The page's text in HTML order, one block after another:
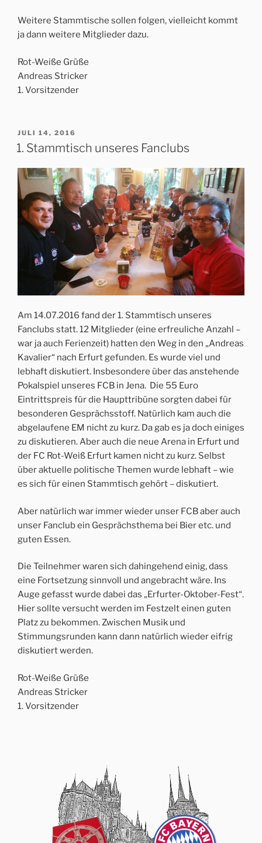
Weitere Stammtische sollen folgen, vielleicht kommt
ja dann weitere Mitglieder dazu.
Rot-Weiße Grüße
Andreas Stricker
1. Vorsitzender
VERÖFFENTLICHT
AM
JULI 14, 2016
1. Stammtisch unseres Fanclubs
Am 14.07.2016 fand der 1. Stammtisch unseres
Fanclubs statt. 12 Mitglieder (eine erfreuliche Anzahl –
war ja auch Ferienzeit) hatten den Weg in den „Andreas
Kavalier“ nach Erfurt gefunden. Es wurde viel und
lebhaft diskutiert. Insbesondere über das anstehende
Pokalspiel unseres FCB in Jena. Die 55 Euro
Eintrittspreis für die Haupttribüne sorgten dabei für
besonderen Gesprächsstoff. Natürlich kam auch die
abgelaufene EM nicht zu kurz. Da gab es ja doch einiges
zu diskutieren. Aber auch die neue Arena in Erfurt und
der FC Rot-Weiß Erfurt kamen nicht zu kurz. Selbst
über aktuelle politische Themen wurde lebhaft – wie
es sich für einen Stammtisch gehört – diskutiert.
Aber natürlich war immer wieder unser FCB aber auch
unser Fanclub ein Gesprächsthema bei Bier etc. und
guten Essen.
Die Teilnehmer waren sich dahingehend einig, dass
eine Fortsetzung sinnvoll und angebracht wäre. Ins
Auge gefasst wurde dabei das „Erfurter-Oktober-Fest“.
Hier sollte versucht werden im Festzelt einen guten
Platz zu bekommen. Zwischen Musik und
Stimmungsrunden kann dann natürlich wieder eifrig
diskutiert werden.
Rot-Weiße Grüße
Andreas Stricker
1. Vorsitzender